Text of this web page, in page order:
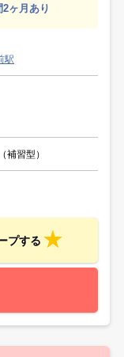
ヶ月あり
駅
補習型）
プする